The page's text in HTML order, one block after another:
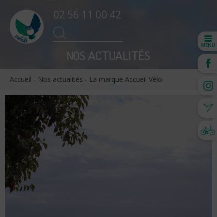
Search
for:
SEARCH
02 56 11 00 42
NOS ACTUALITÉS
MENU
Accueil - Nos actualités - La marque Accueil Vélo